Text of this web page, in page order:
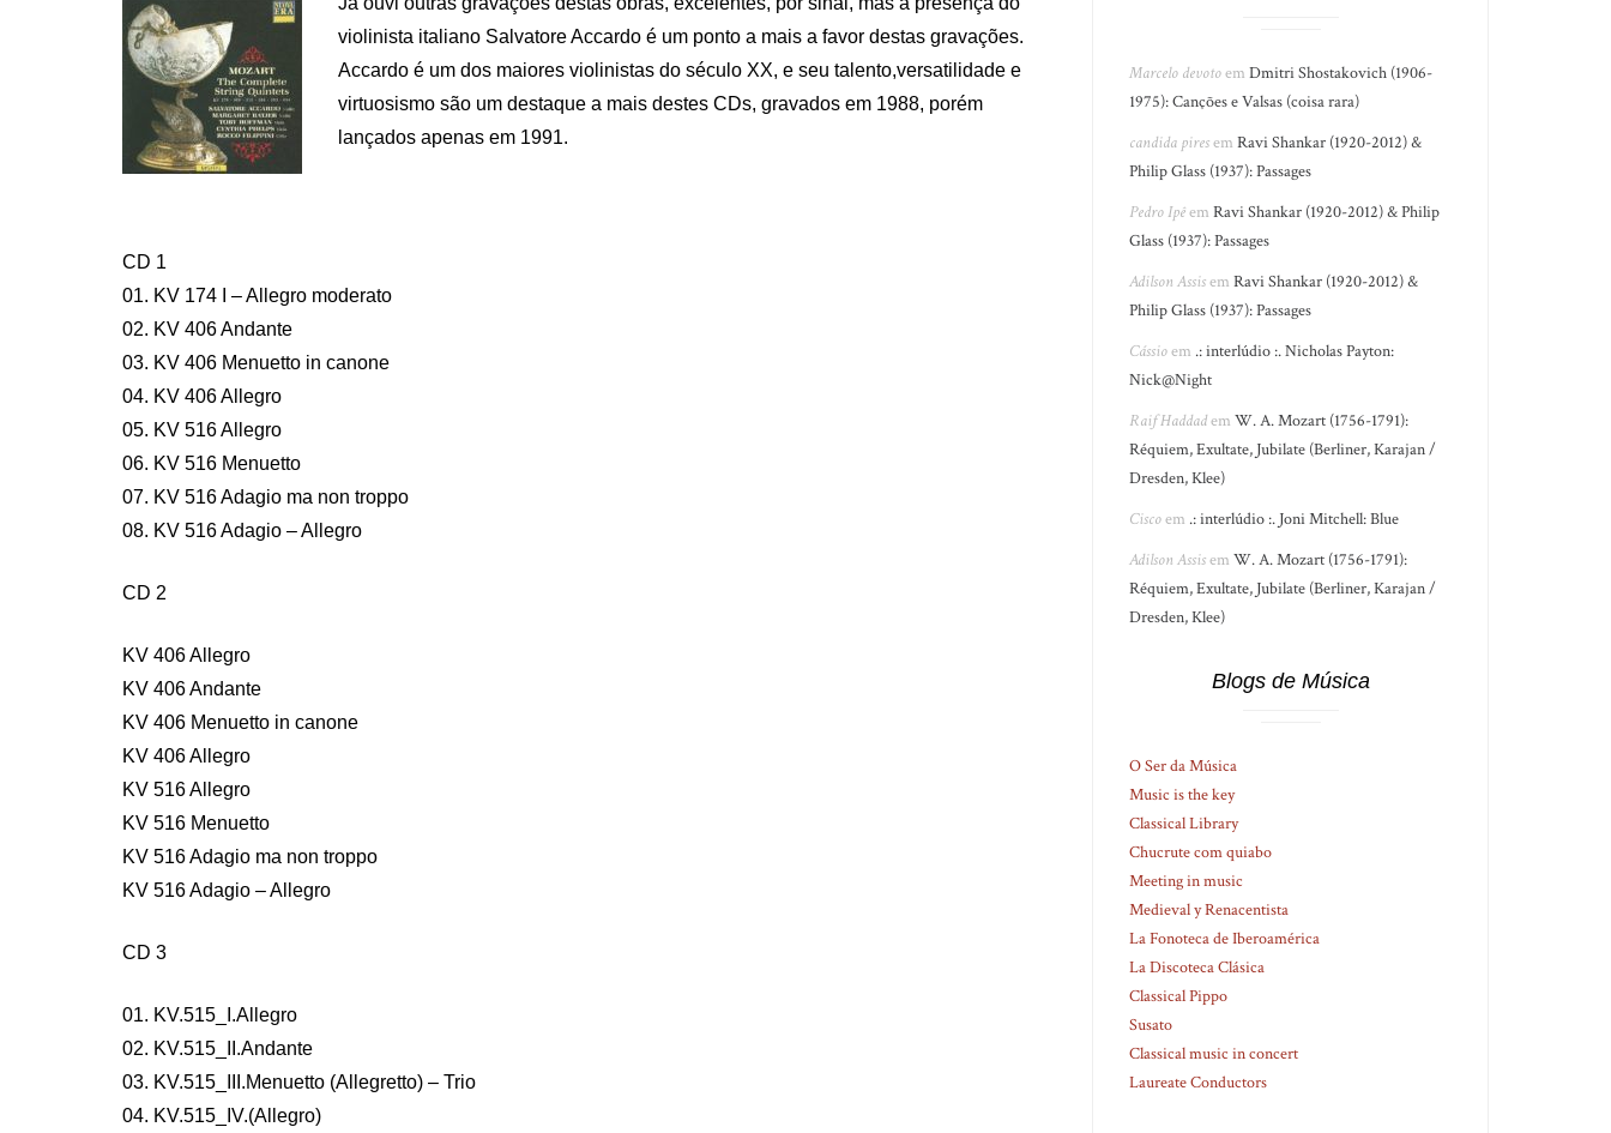
violinista italiano Salvatore Accardo é um ponto a mais a favor destas gravações.
Accardo é um dos maiores violinistas do século XX, e seu talento,versatilidade e
virtuosismo são um destaque a mais destes CDs, gravados em 1988, porém
lançados apenas em 1991.
CD 1
01. KV 174 I – Allegro moderato
02. KV 406 Andante
03. KV 406 Menuetto in canone
04. KV 406 Allegro
05. KV 516 Allegro
06. KV 516 Menuetto
07. KV 516 Adagio ma non troppo
08. KV 516 Adagio – Allegro
CD 2
KV 406 Allegro
KV 406 Andante
KV 406 Menuetto in canone
KV 406 Allegro
KV 516 Allegro
KV 516 Menuetto
KV 516 Adagio ma non troppo
KV 516 Adagio – Allegro
CD 3
01. KV.515_I.Allegro
02. KV.515_II.Andante
03. KV.515_III.Menuetto (Allegretto) – Trio
04. KV.515_IV.(Allegro)
Marcelo devotoemDmitri Shostakovich (1906-
1975): Canções e Valsas (coisa rara)
candida piresemRavi Shankar (1920-2012) &
Philip Glass (1937): Passages
Pedro IpêemRavi Shankar (1920-2012) & Philip
Glass (1937): Passages
Adilson AssisemRavi Shankar (1920-2012) &
Philip Glass (1937): Passages
Cássioem .: interlúdio :. Nicholas Payton:
Nick@Night
Raif HaddademW. A. Mozart (1756-1791):
Réquiem, Exultate, Jubilate (Berliner, Karajan /
Dresden, Klee)
Ciscoem .: interlúdio :. Joni Mitchell: Blue
Adilson AssisemW. A. Mozart (1756-1791):
Réquiem, Exultate, Jubilate (Berliner, Karajan /
Dresden, Klee)
Blogs de Música
O Ser da Música
Music is the key
Classical Library
Chucrute com quiabo
Meeting in music
Medieval y Renacentista
La Fonoteca de Iberoamérica
La Discoteca Clásica
Classical Pippo
Susato
Classical music in concert
Laureate Conductors